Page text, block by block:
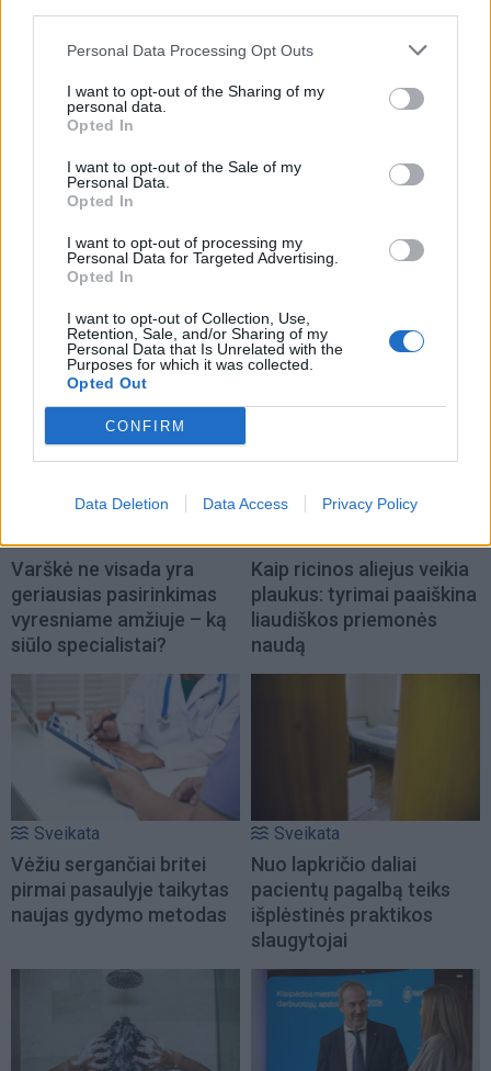
Personal Data Processing Opt Outs
I want to opt-out of the Sharing of my
personal data.
Opted In
I want to opt-out of the Sale of my
Personal Data.
Opted In
I want to opt-out of processing my
Personal Data for Targeted Advertising.
Opted In
I want to opt-out of Collection, Use,
Retention, Sale, and/or Sharing of my
Personal Data that Is Unrelated with the
Purposes for which it was collected.
Opted Out
CONFIRM
Data Deletion Data Access Privacy Policy
TAIP PAT SKAITYKITE
Varškė ne visada yra
geriausias pasirinkimas
vyresniame amžiuje – ką
siūlo specialistai?
Kaip ricinos aliejus veikia
plaukus: tyrimai paaiškina
liaudiškos priemonės
naudą
Sveikata
Vėžiu sergančiai britei
pirmai pasaulyje taikytas
naujas gydymo metodas
Sveikata
Nuo lapkričio daliai
pacientų pagalbą teiks
išplėstinės praktikos
slaugytojai